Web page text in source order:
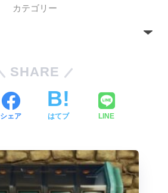
カテゴリー
SHARE
シェア はてブ LINE